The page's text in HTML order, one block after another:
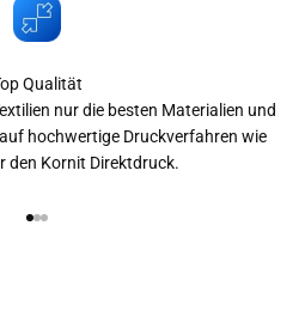
Qualität
nur die besten Materialien und
hochwertige Druckverfahren wie
den Kornit Direktdruck.